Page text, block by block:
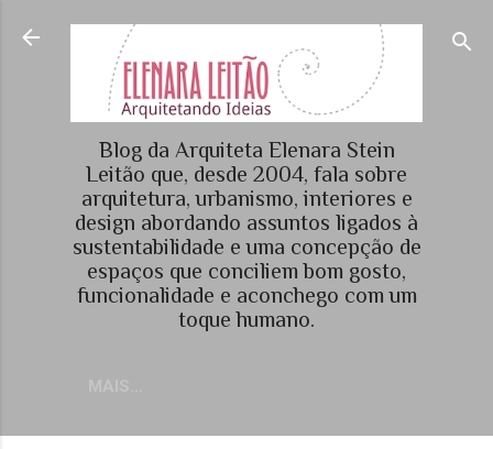
Pular para o conteúdo principal
Blog da Arquiteta Elenara Stein
Leitão que, desde 2004, fala sobre
arquitetura, urbanismo, interiores e
design abordando assuntos ligados à
sustentabilidade e uma concepção de
espaços que conciliem bom gosto,
funcionalidade e aconchego com um
toque humano.